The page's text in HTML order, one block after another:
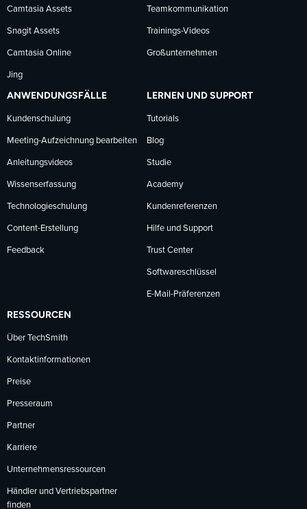
Camtasia Assets
Snagit Assets
Camtasia Online
Jing
Teamkommunikation
Trainings-Videos
Großunternehmen
ANWENDUNGSFÄLLE
Kundenschulung
Meeting-Aufzeichnung bearbeiten
Anleitungsvideos
Wissenserfassung
Technologieschulung
Content-Erstellung
Feedback
LERNEN UND SUPPORT
Tutorials
Blog
Studie
Academy
Kundenreferenzen
Hilfe und Support
Trust Center
Softwareschlüssel
E-Mail-Präferenzen
RESSOURCEN
Über TechSmith
Kontaktinformationen
Preise
Presseraum
Partner
Karriere
Unternehmensressourcen
Händler und Vertriebspartner
finden